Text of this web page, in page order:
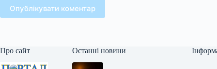
Опублікувати коментар
Про сайт Останні новини